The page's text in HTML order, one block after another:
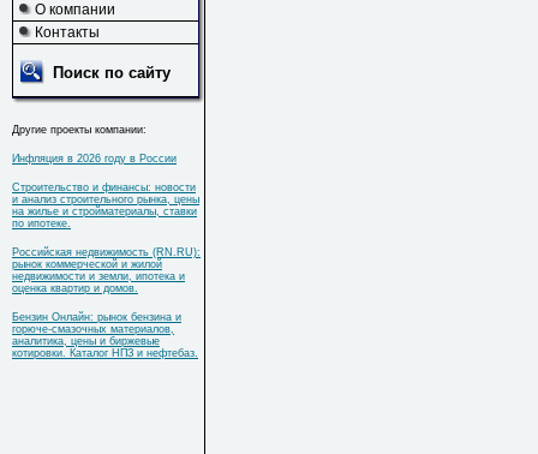
О компании
Контакты
Поиск по сайту
Другие проекты компании:
Инфляция в 2026 году в России
Строительство и финансы: новости
и анализ строительного рынка, цены
на жилье и стройматериалы, ставки
по ипотеке.
Российская недвижимость (RN.RU):
рынок коммерческой и жилой
недвижимости и земли, ипотека и
оценка квартир и домов.
Бензин Онлайн: рынок бензина и
горюче-смазочных материалов,
аналитика, цены и биржевые
котировки. Каталог НПЗ и нефтебаз.